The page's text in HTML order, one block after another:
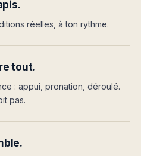
réelles, à ton rythme.
tout.
: appui, pronation, déroulé.
pas.